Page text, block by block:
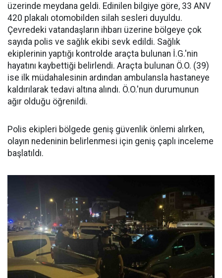
üzerinde meydana geldi. Edinilen bilgiye göre, 33 ANV
420 plakalı otomobilden silah sesleri duyuldu.
Çevredeki vatandaşların ihbarı üzerine bölgeye çok
sayıda polis ve sağlık ekibi sevk edildi. Sağlık
ekiplerinin yaptığı kontrolde araçta bulunan İ.G.'nin
hayatını kaybettiği belirlendi. Araçta bulunan Ö.O. (39)
ise ilk müdahalesinin ardından ambulansla hastaneye
kaldırılarak tedavi altına alındı. Ö.O.'nun durumunun
ağır olduğu öğrenildi.
Polis ekipleri bölgede geniş güvenlik önlemi alırken,
olayın nedeninin belirlenmesi için geniş çaplı inceleme
başlatıldı.